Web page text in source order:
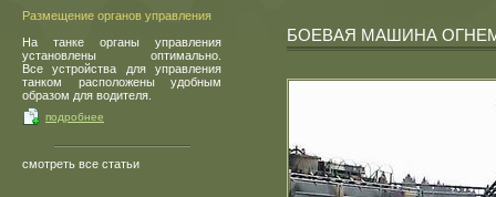
Размещение органов управления
На танке органы управления
установлены оптимально.
Все устройства для управления
танком расположены удобным
образом для водителя.
подробнее
смотреть все статьи
БОЕВАЯ МАШИНА